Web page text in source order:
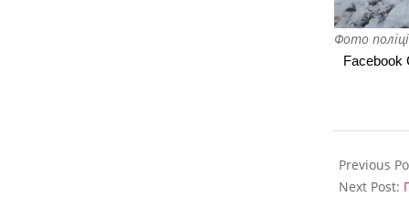
О
Фото
Facebook
12-
07
Previous
Next Post: